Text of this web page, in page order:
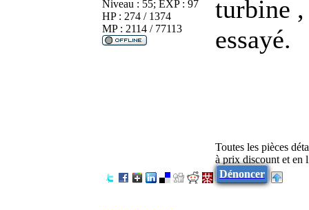
Niveau : 55; EXP : 97
HP : 274 / 1374
MP : 2114 / 77113
turbine
essayé.
Toutes les pièces
à prix discount et
Dénoncer